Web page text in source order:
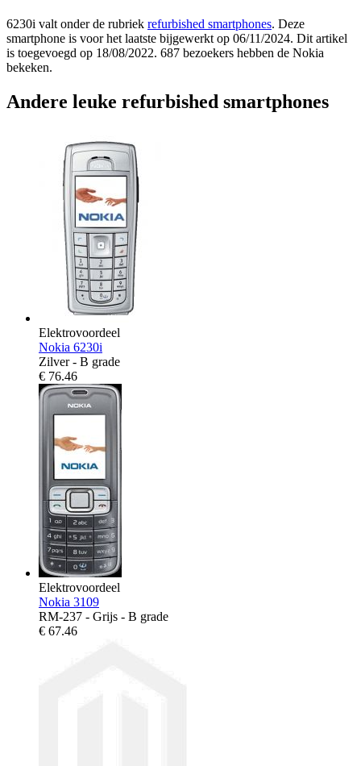
6230i valt onder de rubriek refurbished smartphones. Deze
smartphone is voor het laatste bijgewerkt op 06/11/2024. Dit artikel
is toegevoegd op 18/08/2022. 687 bezoekers hebben de Nokia
bekeken.
Andere leuke refurbished smartphones
Elektrovoordeel
Nokia 6230i
Zilver - B grade
€ 76.46
Elektrovoordeel
Nokia 3109
RM-237 - Grijs - B grade
€ 67.46